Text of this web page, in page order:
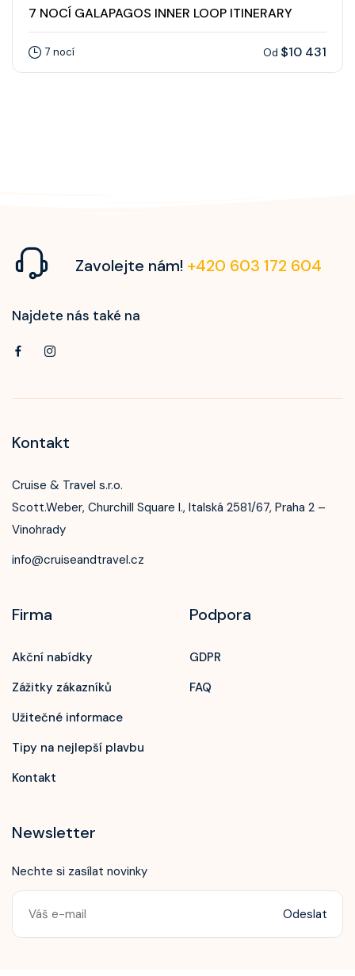
Zavolejte nám!
+420 603 172 604
7 NOCÍ GALAPAGOS INNER LOOP ITINERARY
7 nocí Od $10 431
Zavolejte nám! +420 603 172 604
Najdete nás také na
Kontakt
Cruise & Travel s.r.o.
Scott.Weber, Churchill Square I., Italská 2581/67, Praha 2 –
Vinohrady
info@cruiseandtravel.cz
Firma
Akční nabídky
Zážitky zákazníků
Užitečné informace
Tipy na nejlepší plavbu
Kontakt
Podpora
GDPR
FAQ
Newsletter
Nechte si zasílat novinky
Odeslat